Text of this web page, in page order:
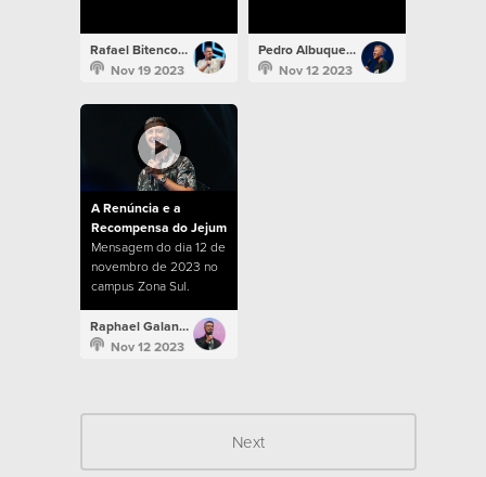
Rafael Bitencourt
Nov 19 2023
Pedro Albuquerque
Nov 12 2023
A Renúncia e a
Recompensa do Jejum
Mensagem do dia 12 de
novembro de 2023 no
campus Zona Sul.
Raphael Galante
Nov 12 2023
Next